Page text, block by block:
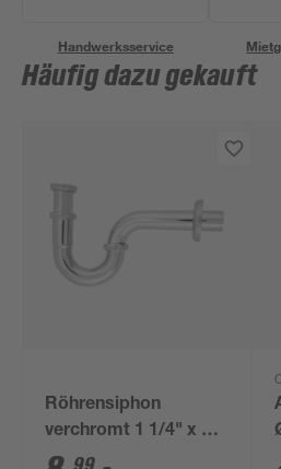
Handwerksservice
Häufig dazu gekauft
Röhrensiphon
verchromt 1 1/4" x 32
mm